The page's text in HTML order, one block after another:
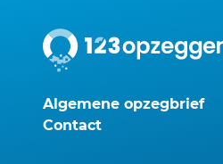
Algemene opzegbrief
Contact